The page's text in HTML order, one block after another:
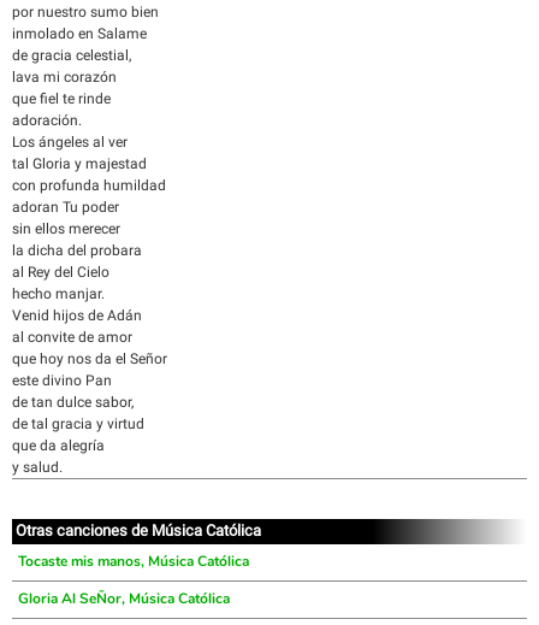
por nuestro sumo bien
inmolado en Salame
de gracia celestial,
lava mi corazón
que fiel te rinde
adoración.
Los ángeles al ver
tal Gloria y majestad
con profunda humildad
adoran Tu poder
sin ellos merecer
la dicha del probara
al Rey del Cielo
hecho manjar.
Venid hijos de Adán
al convite de amor
que hoy nos da el Señor
este divino Pan
de tan dulce sabor,
de tal gracia y virtud
que da alegría
y salud.
Otras canciones de Música Católica
Tocaste mis manos, Música Católica
Gloria Al SeÑor, Música Católica